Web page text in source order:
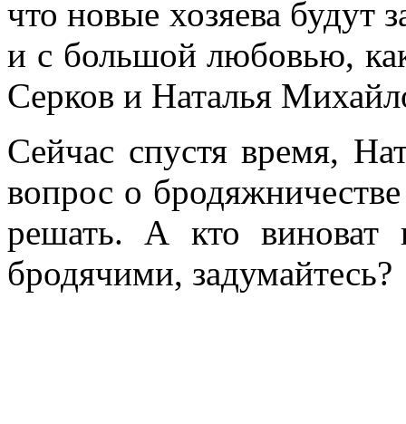
что новые хозяева будут
и с большой любовью,
Серков и Наталья
Сейчас спустя время,
вопрос о
решать. А кто виноват
бродячими, задумайтесь?